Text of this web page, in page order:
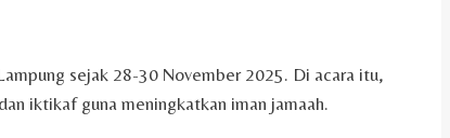
sejak 28-30 November 2025. Di acara itu,
iktikaf guna meningkatkan iman jamaah.